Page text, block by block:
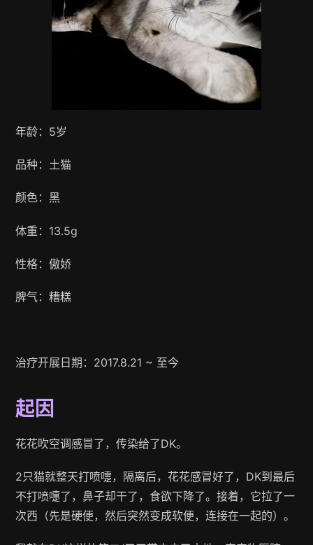
年龄：5岁
品种：土猫
颜色：黑
体重：13.5g
性格：傲娇
脾气：糟糕
治疗开展日期：2017.8.21 ~ 至今
起因
花花吹空调感冒了，传染给了DK。
2只猫就整天打喷嚏，隔离后，花花感冒好了，DK到最后
不打喷嚏了，鼻子却干了，食欲下降了。接着，它拉了一
次西（先是硬便，然后突然变成软便，连接在一起的）。